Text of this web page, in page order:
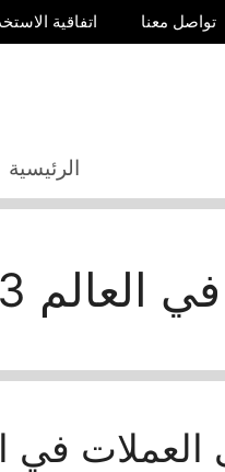
تواصل معنا اتفاقية
الرئيسية
2023
العملات في